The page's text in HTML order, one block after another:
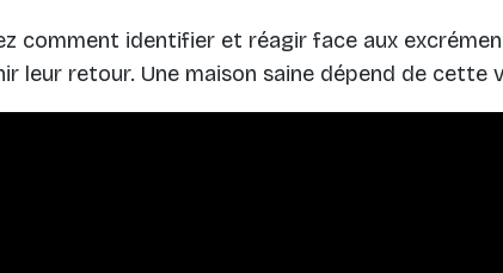
comment identifier et réagir face aux
leur retour. Une maison saine dépend de cette